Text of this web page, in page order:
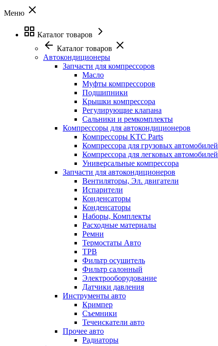
Меню
Каталог товаров
Каталог товаров
Автокондиционеры
Запчасти для компрессоров
Масло
Муфты компрессоров
Подшипники
Крышки компрессора
Регулирующие клапана
Сальники и ремкомплекты
Компрессоры для автокондиционеров
Компрессоры KTC Parts
Компрессора для грузовых автомобилей
Компрессора для легковых автомобилей
Универсальные компрессора
Запчасти для автокондиционеров
Вентиляторы, Эл. двигатели
Испарители
Конденсаторы
Конденсаторы
Наборы, Комплекты
Расходные материалы
Ремни
Термостаты Авто
ТРВ
Фильтр осушитель
Фильтр салонный
Электрооборудование
Датчики давления
Инструменты авто
Кримпер
Съемники
Течеискатели авто
Прочее авто
Радиаторы